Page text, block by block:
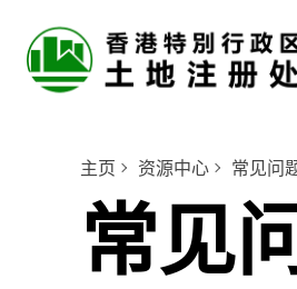
主页 资源中心 常见问
常见